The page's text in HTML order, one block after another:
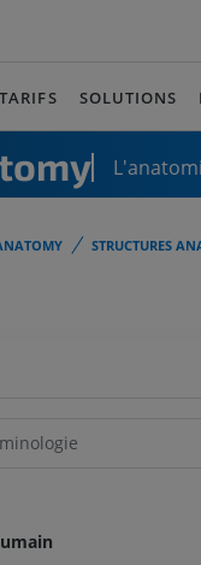
TARIFS SOLUTIONS
STRUCTURES